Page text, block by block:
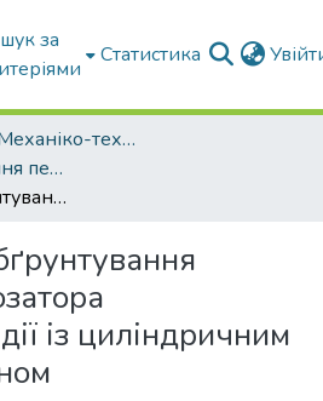
за
Статистика
Факультет Механіко-технологічний
кафедра Обладнання переробних і харчових виробництв ім. професора Ф.Ю. Ялпачика
Теоретичне обґрунтування параметрів дозатора безперервної дії із циліндричним робочим органом
із циліндричним